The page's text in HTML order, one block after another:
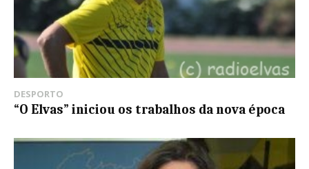
DESPORTO
“O Elvas” iniciou os trabalhos da nova época